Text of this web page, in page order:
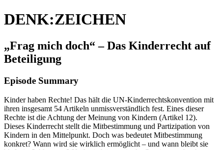
DENK:ZEICHEN
„Frag mich doch“ – Das Kinderrecht auf
Beteiligung
Episode Summary
Kinder haben Rechte! Das hält die UN-Kinderrechtskonvention mit
ihren insgesamt 54 Artikeln unmissverständlich fest. Eines dieser
Rechte ist die Achtung der Meinung von Kindern (Artikel 12).
Dieses Kinderrecht stellt die Mitbestimmung und Partizipation von
Kindern in den Mittelpunkt. Doch was bedeutet Mitbestimmung
konkret? Wann wird sie wirklich ermöglicht – und wann bleibt sie